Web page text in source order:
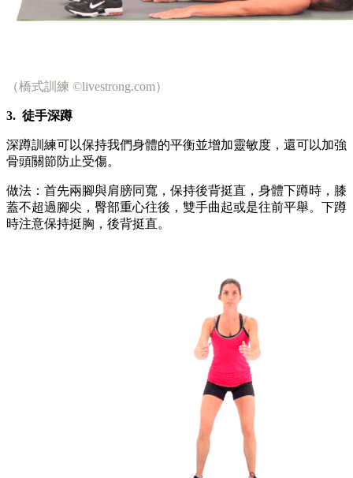
（橋式訓練 ©livestrong.com）
3. 徒手深蹲
深蹲訓練可以保持我們身體的平衡並增加靈敏度，還可以加強
骨頭關節防止受傷。
做法：首先兩腳與肩膀同寬，保持後背挺直，身體下蹲時，膝
蓋不超過腳尖，臀部重心往後，雙手曲起或是往前平舉。下蹲
時注意保持挺胸，後背挺直。